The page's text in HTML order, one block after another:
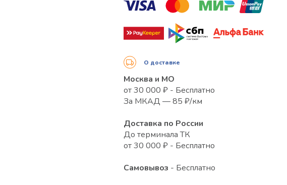
О доставке
Москва и МО
от 30 000 ₽ - Бесплатно
За МКАД — 85 ₽/км
Доставка по России
До терминала ТК
от 30 000 ₽ - Бесплатно
Самовывоз - Бесплатно